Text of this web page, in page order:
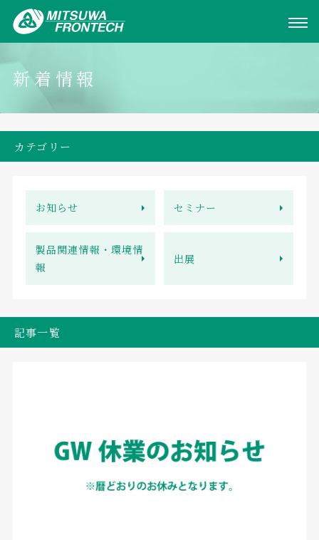
新着情報
カテゴリー
お知らせ セミナー
製品関連情報・環境情
報
出展
記事一覧